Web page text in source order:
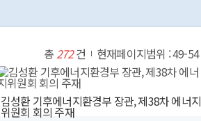
총272건 현재페이지범위 : 49-54
김성환 기후에너지환경부 장관, 제38차 에너지
위원회 회의 주재